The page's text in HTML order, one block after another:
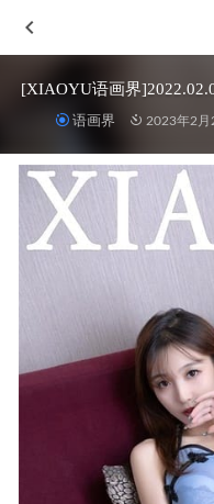
[XIAOYU语画界
语画界 2023年2月
[Xiuren秀人网
2023-10-02
尤蜜荟 – 2021.01.11
晕崽Zz – NO.019 和服
[Xiuren秀人网
2023-03-26